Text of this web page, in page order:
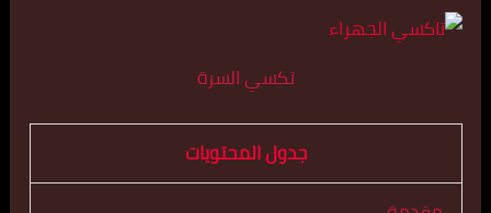
تكسي السرة
جدول المحتويات